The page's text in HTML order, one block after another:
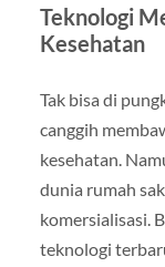
Teknologi
Kesehatan
Tak bisa di
canggih
kesehatan.
dunia rumah
komersialisasi.
teknologi